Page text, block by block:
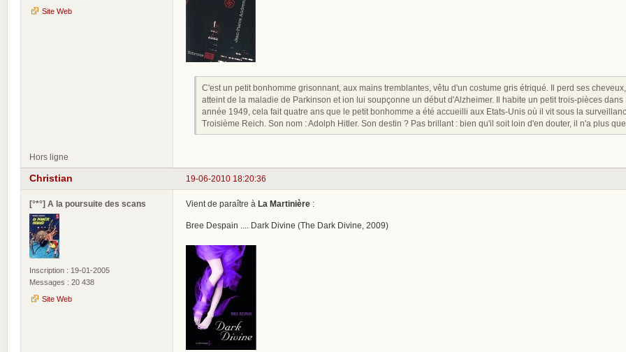
Site Web
C'est un petit bonhomme grisonnant, aux mains tremblantes, vêtu d'un costume gris étriqué. Il perd ses
atteint de la maladie de Parkinson et ion lui soupçonne un début d'Alzheimer. Il habite un petit trois-pièces
année 1949, cela fait quatre ans que le petit bonhomme a été accueilli aux Etats-Unis où il vit sous la
Troisième Reich. Son nom : Adolph Hitler. Son destin ? Pas brillant : bien qu'il soit loin d'en douter, il n'a plus
Hors ligne
19-06-2010 18:20:36
Christian
[°*°] A la poursuite des scans
Inscription : 19-01-2005
Messages : 20 438
Site Web
Vient de paraître à La Martinière :
Bree Despain .... Dark Divine (The Dark Divine, 2009)